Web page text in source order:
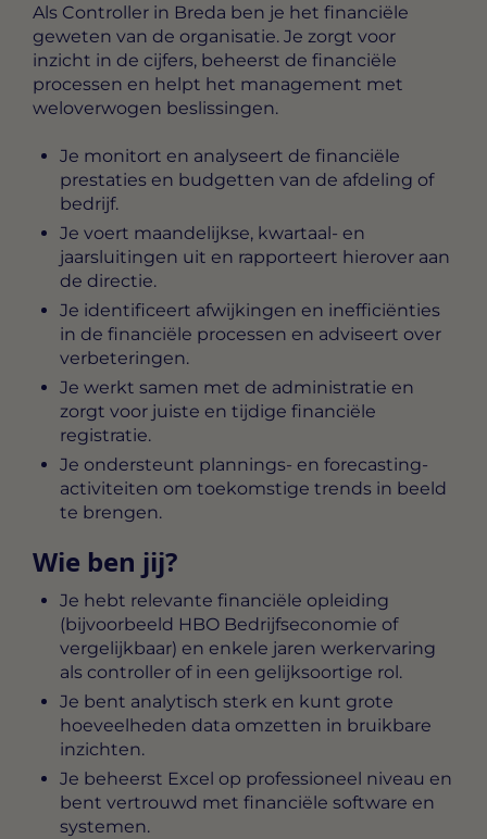
Als Controller in Breda ben je het financiële
geweten van de organisatie. Je zorgt voor
inzicht in de cijfers, beheerst de financiële
processen en helpt het management met
weloverwogen beslissingen.
Je monitort en analyseert de financiële
prestaties en budgetten van de afdeling of
bedrijf.
Je voert maandelijkse, kwartaal- en
jaarsluitingen uit en rapporteert hierover aan
de directie.
Je identificeert afwijkingen en inefficiënties
in de financiële processen en adviseert over
verbeteringen.
Je werkt samen met de administratie en
zorgt voor juiste en tijdige financiële
registratie.
Je ondersteunt plannings- en forecasting-
activiteiten om toekomstige trends in beeld
te brengen.
Wie ben jij?
Je hebt relevante financiële opleiding
(bijvoorbeeld HBO Bedrijfseconomie of
vergelijkbaar) en enkele jaren werkervaring
als controller of in een gelijksoortige rol.
Je bent analytisch sterk en kunt grote
hoeveelheden data omzetten in bruikbare
inzichten.
Je beheerst Excel op professioneel niveau en
bent vertrouwd met financiële software en
systemen.